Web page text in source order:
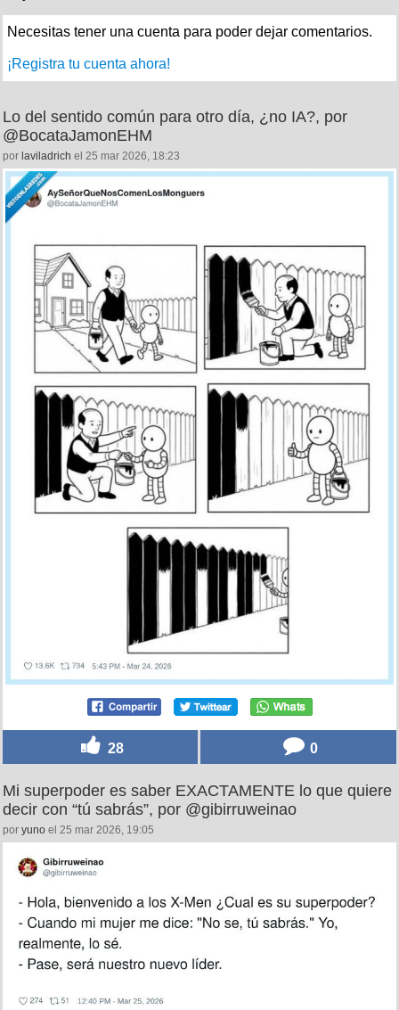
Necesitas tener una cuenta para poder dejar comentarios.
¡Registra tu cuenta ahora!
Lo del sentido común para otro día, ¿no IA?, por
@BocataJamonEHM
por laviladrich el 25 mar 2026, 18:23
28 0
Mi superpoder es saber EXACTAMENTE lo que quiere
decir con “tú sabrás”, por @gibirruweinao
por yuno el 25 mar 2026, 19:05